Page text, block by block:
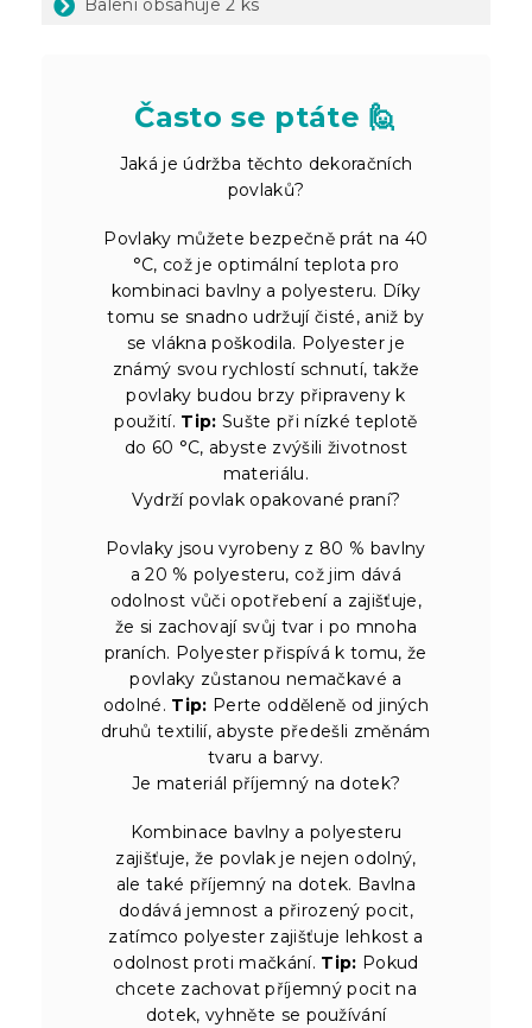
Balení obsahuje 2 ks
Často se ptáte 🙋
Jaká je údržba těchto dekoračních
povlaků?
Povlaky můžete bezpečně prát na 40
°C, což je optimální teplota pro
kombinaci bavlny a polyesteru. Díky
tomu se snadno udržují čisté, aniž by
se vlákna poškodila. Polyester je
známý svou rychlostí schnutí, takže
povlaky budou brzy připraveny k
použití. Tip: Sušte při nízké teplotě
do 60 °C, abyste zvýšili životnost
materiálu.
Vydrží povlak opakované praní?
Povlaky jsou vyrobeny z 80 % bavlny
a 20 % polyesteru, což jim dává
odolnost vůči opotřebení a zajišťuje,
že si zachovají svůj tvar i po mnoha
praních. Polyester přispívá k tomu, že
povlaky zůstanou nemačkavé a
odolné. Tip: Perte odděleně od jiných
druhů textilií, abyste předešli změnám
tvaru a barvy.
Je materiál příjemný na dotek?
Kombinace bavlny a polyesteru
zajišťuje, že povlak je nejen odolný,
ale také příjemný na dotek. Bavlna
dodává jemnost a přirozený pocit,
zatímco polyester zajišťuje lehkost a
odolnost proti mačkání. Tip: Pokud
chcete zachovat příjemný pocit na
dotek, vyhněte se používání